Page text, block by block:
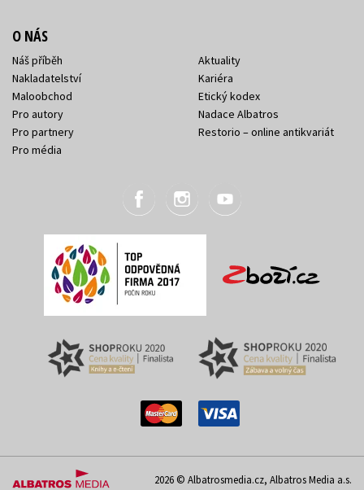
O NÁS
Náš příběh
Nakladatelství
Maloobchod
Pro autory
Pro partnery
Pro média
Aktuality
Kariéra
Etický kodex
Nadace Albatros
Restorio – online antikvariát
2026 © Albatrosmedia.cz, Albatros Media a.s.